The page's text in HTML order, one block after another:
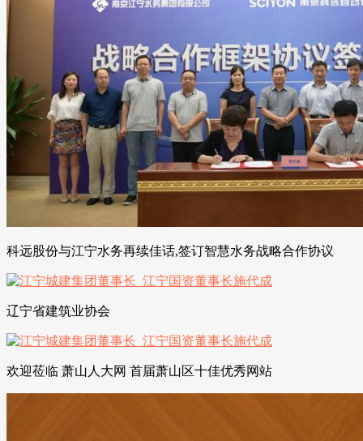
科远股份与江宁水务再续佳话,签订智慧水务战略合作协议
辽宁省建筑业协会
欢迎莅临 萧山人大网 首届萧山区十佳优秀网站